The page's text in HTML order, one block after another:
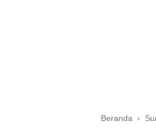
Beranda ›